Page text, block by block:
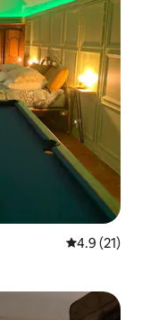
평점 4.9점
4.9 (21)